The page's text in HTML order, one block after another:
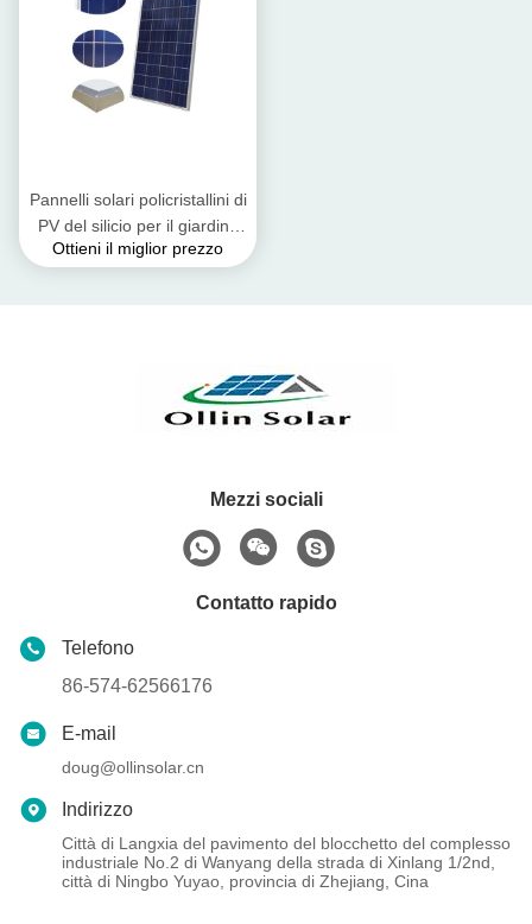
Pannelli solari policristallini di
PV del silicio per il giardino
solare che accende 6*12
Ottieni il miglior prezzo
Mezzi sociali
Contatto rapido
Telefono
86-574-62566176
E-mail
doug@ollinsolar.cn
Indirizzo
Città di Langxia del pavimento del blocchetto del complesso
industriale No.2 di Wanyang della strada di Xinlang 1/2nd,
città di Ningbo Yuyao, provincia di Zhejiang, Cina